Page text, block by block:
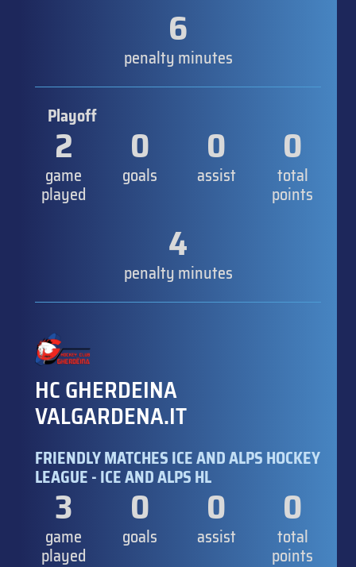
6
penalty minutes
Playoff
2
game
played
0
goals
0
assist
0
total
points
4
penalty minutes
HC GHERDEINA
VALGARDENA.IT
FRIENDLY MATCHES ICE AND ALPS HOCKEY
LEAGUE - ICE AND ALPS HL
3
game
played
0
goals
0
assist
0
total
points